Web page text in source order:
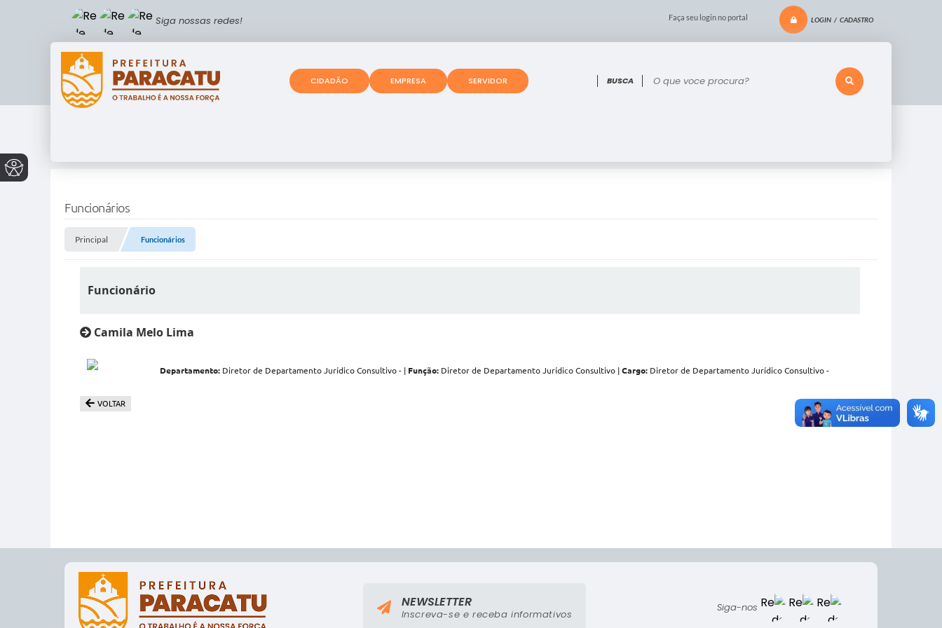
Faça seu login no portal LOGIN / CADASTRO
O que voce procura?
Siga nossas redes!
CIDADÃO EMPRESA SERVIDOR
Funcionários
Principal Funcionários
Funcionário
Camila Melo Lima
Departamento:Diretor de Departamento Jurídico Consultivo - | Função:Diretor de Departamento Jurídico Consultivo | Cargo:Diretor de Departamento Jurídico Consultivo -
VOLTAR
Siga-nos
NEWSLETTER
Inscreva-se e receba informativos